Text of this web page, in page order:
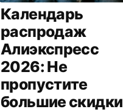
Календарь
распродаж
Алиэкспресс
2026: Не
пропустите
большие скидки